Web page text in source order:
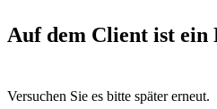
Auf dem Client ist ein
Versuchen Sie es bitte später erneut.